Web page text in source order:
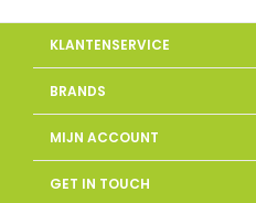
KLANTENSERVICE
BRANDS
MIJN ACCOUNT
GET IN TOUCH